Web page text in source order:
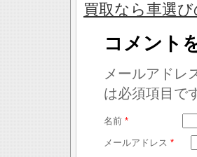
買取なら車選
コメント
メールアドレ
は必須項目で
名前 *
メールアドレス *